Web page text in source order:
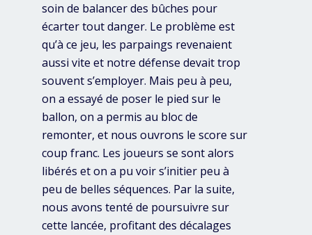
soin de balancer des bûches pour
écarter tout danger. Le problème est
qu’à ce jeu, les parpaings revenaient
aussi vite et notre défense devait trop
souvent s’employer. Mais peu à peu,
on a essayé de poser le pied sur le
ballon, on a permis au bloc de
remonter, et nous ouvrons le score sur
coup franc. Les joueurs se sont alors
libérés et on a pu voir s’initier peu à
peu de belles séquences. Par la suite,
nous avons tenté de poursuivre sur
cette lancée, profitant des décalages